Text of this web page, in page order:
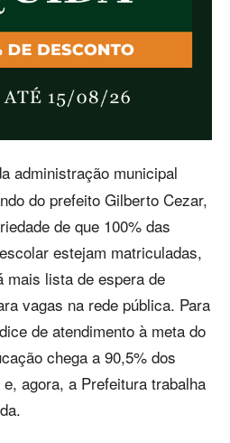
administração municipal
do prefeito Gilberto Cezar,
de que 100% das
estejam matriculadas,
mais lista de espera de
vagas na rede pública. Para
de atendimento à meta do
chega a 90,5% dos
agora, a Prefeitura trabalha